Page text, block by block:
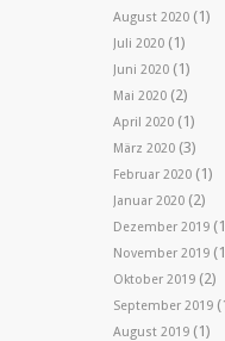
August 2020 (1)
Juli 2020 (1)
Juni 2020 (1)
Mai 2020 (2)
April 2020 (1)
März 2020 (3)
Februar 2020 (1)
Januar 2020 (2)
Dezember 2019
November 2019
Oktober 2019 (2)
September 2019
August 2019 (1)